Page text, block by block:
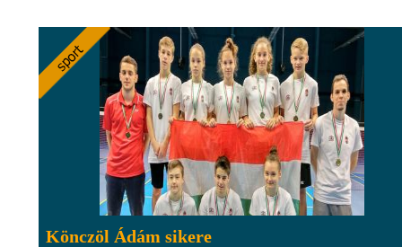
Könczöl Ádám sikere